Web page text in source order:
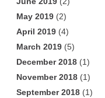
May 2019 (2)
April 2019 (4)
March 2019 (5)
December 2018 (1)
November 2018 (1)
September 2018 (1)